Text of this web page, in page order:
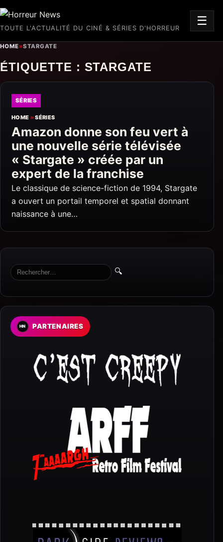
TOUTE L'ACTUALITÉ DU CINÉ & SÉRIES D'HORREUR
☰
HOME»STARGATE
ÉTIQUETTE : STARGATE
SÉRIES
HOME »SÉRIES
Amazon donne son feu vert à
une nouvelle série télévisée
« Stargate » créée par un
expert de la franchise
Le classique de science-fiction de 1994, Stargate
a ouvert un portail temporel et spatial donnant
naissance à une…
🔍
PARTENAIRES